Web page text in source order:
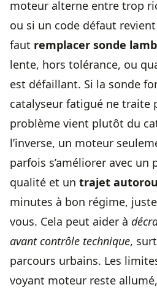
moteur alterne entre trop
ou si un code défaut
faut remplacer sonde
lente, hors tolérance, ou
est défaillant. Si la sonde
catalyseur fatigué ne traite
problème vient plutôt du
l’inverse, un moteur
parfois s’améliorer avec
qualité et un trajet
minutes à bon régime,
vous. Cela peut aider à
avant contrôle technique,
parcours urbains. Les
voyant moteur reste